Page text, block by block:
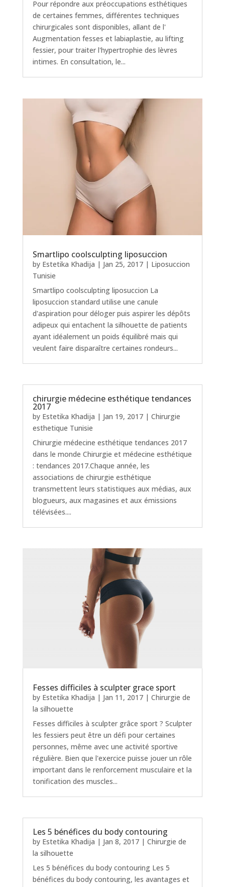
Pour répondre aux préoccupations esthétiques
de certaines femmes, différentes techniques
chirurgicales sont disponibles, allant de l'
Augmentation fesses et labiaplastie, au lifting
fessier, pour traiter l'hypertrophie des lèvres
intimes. En consultation, le...
Smartlipo coolsculpting liposuccion
by Estetika Khadija | Jan 25, 2017| Liposuccion
Tunisie
Smartlipo coolsculpting liposuccion La
liposuccion standard utilise une canule
d'aspiration pour déloger puis aspirer les dépôts
adipeux qui entachent la silhouette de patients
ayant idéalement un poids équilibré mais qui
veulent faire disparaître certaines rondeurs...
chirurgie médecine esthétique tendances
2017
by Estetika Khadija | Jan 19, 2017| Chirurgie
esthetique Tunisie
Chirurgie médecine esthétique tendances 2017
dans le monde Chirurgie et médecine esthétique
: tendances 2017.Chaque année, les
associations de chirurgie esthétique
transmettent leurs statistiques aux médias, aux
blogueurs, aux magasines et aux émissions
télévisées....
Fesses difficiles à sculpter grace sport
by Estetika Khadija | Jan 11, 2017| Chirurgie de
la silhouette
Fesses difficiles à sculpter grâce sport ? Sculpter
les fessiers peut être un défi pour certaines
personnes, même avec une activité sportive
régulière. Bien que l'exercice puisse jouer un rôle
important dans le renforcement musculaire et la
tonification des muscles...
Les 5 bénéfices du body contouring
by Estetika Khadija | Jan 8, 2017| Chirurgie de
la silhouette
Les 5 bénéfices du body contouring Les 5
bénéfices du body contouring, les avantages et